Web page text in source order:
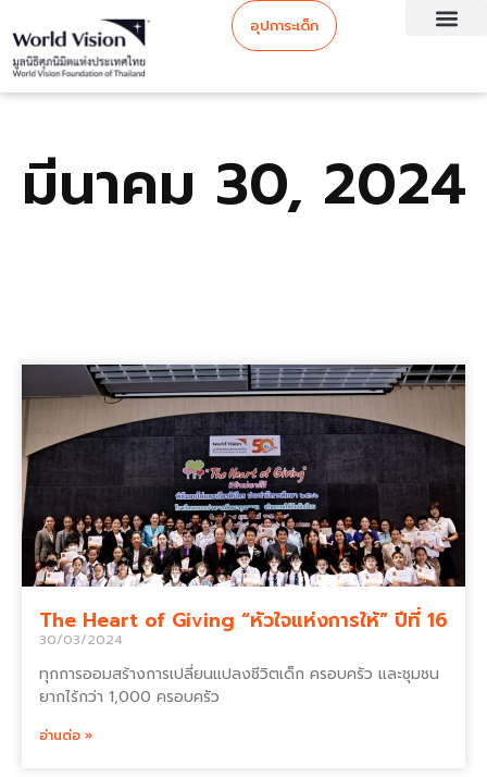
อุปการะเด็ก
มีนาคม 30, 2024
The Heart of Giving “หัวใจแห่งการให้” ปีที่ 16
30/03/2024
ทุกการออมสร้างการเปลี่ยนแปลงชีวิตเด็ก ครอบครัว และชุมชน
ยากไร้กว่า 1,000 ครอบครัว
อ่านต่อ »